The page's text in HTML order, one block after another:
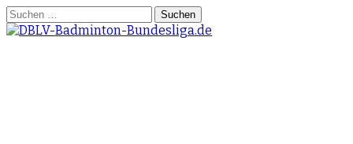
Springe
zum
Suchen
nach: